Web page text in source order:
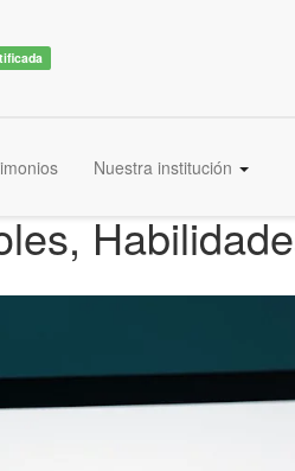
Nuestra institución